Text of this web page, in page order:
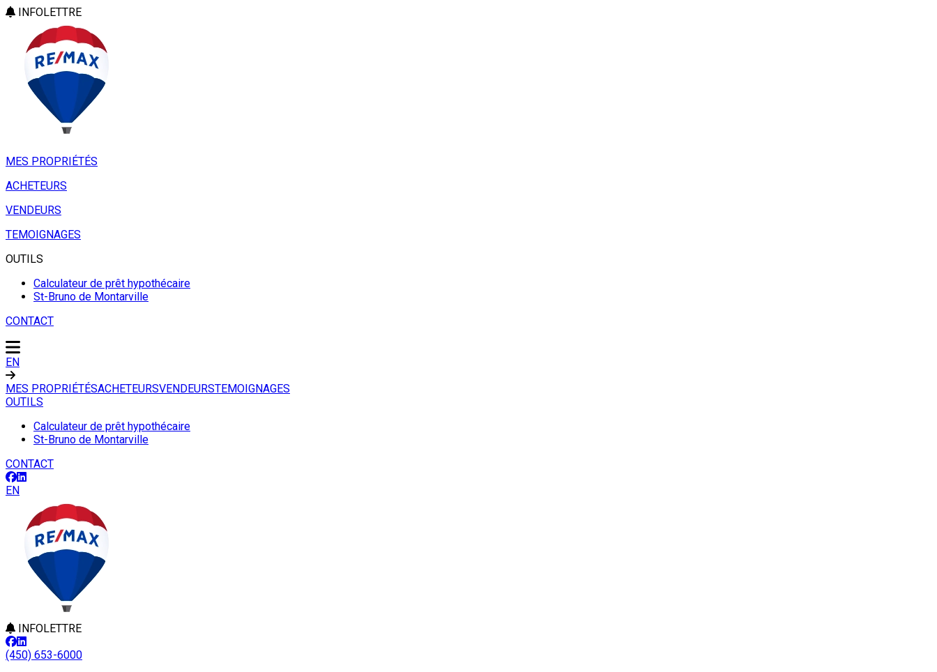
INFOLETTRE
MES PROPRIÉTÉS
ACHETEURS
VENDEURS
TEMOIGNAGES
OUTILS
Calculateur de prêt hypothécaire
St-Bruno de Montarville
CONTACT
EN
MES PROPRIÉTÉSACHETEURSVENDEURSTEMOIGNAGES
OUTILS
Calculateur de prêt hypothécaire
St-Bruno de Montarville
CONTACT
EN
INFOLETTRE
(450) 653-6000